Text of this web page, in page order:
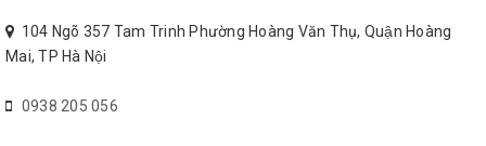
104 Ngõ 357 Tam Trinh Phường Hoàng Văn Thụ, Quận Hoàng
Mai, TP Hà Nội
0938 205 056